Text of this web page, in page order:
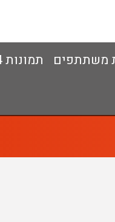
משתתפים תמונות 2024